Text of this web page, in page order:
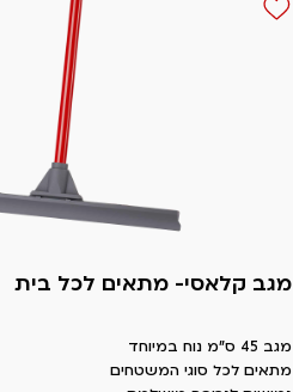
מגב קלאסי- מתאים לכל בית
מגב 45 ס”מ נוח במיוחד
מתאים לכל סוגי המשטחים